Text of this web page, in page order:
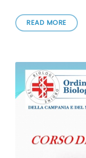
READ MORE